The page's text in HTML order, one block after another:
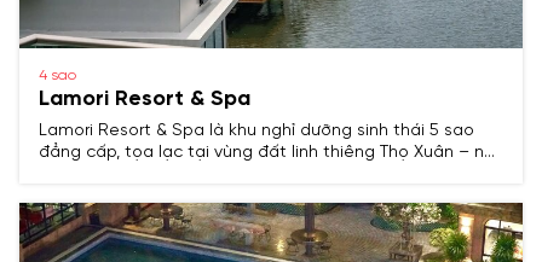
4 sao
Lamori Resort & Spa
Lamori Resort & Spa là khu nghỉ dưỡng sinh thái 5 sao
đẳng cấp, tọa lạc tại vùng đất linh thiêng Thọ Xuân – nơi